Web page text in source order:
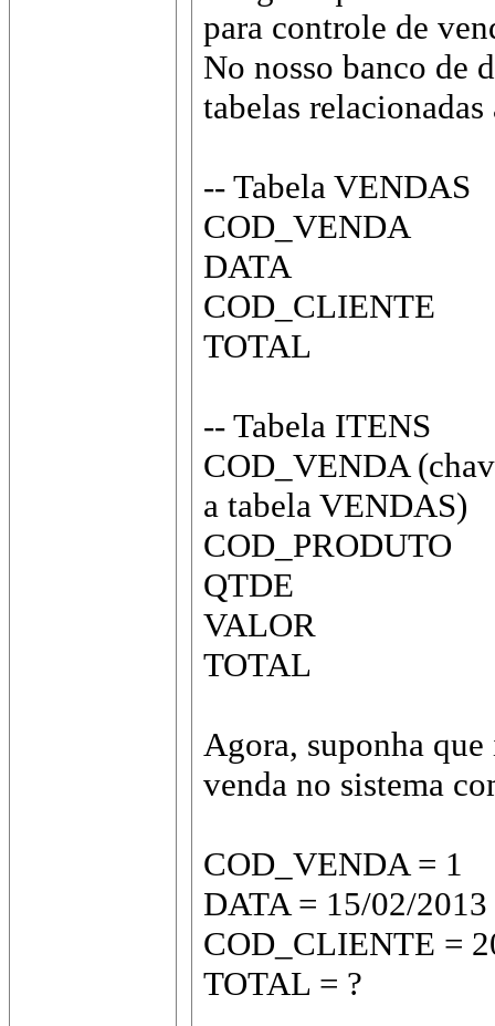
para controle de
No nosso banco de
tabelas relacionadas
-- Tabela VENDAS
COD_VENDA
DATA
COD_CLIENTE
TOTAL
-- Tabela ITENS
COD_VENDA
a tabela VENDAS)
COD_PRODUTO
QTDE
VALOR
TOTAL
Agora, suponha
venda no sistema
COD_VENDA = 1
DATA = 15/02/2013
COD_CLIENTE =
TOTAL = ?